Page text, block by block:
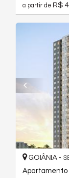
a partir de R$
GOIÂNIA -
Apartamento